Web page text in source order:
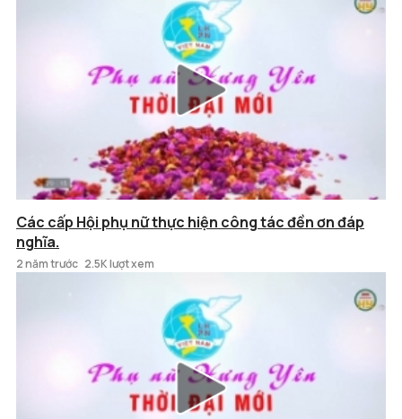
Các cấp Hội phụ nữ thực hiện công tác đền ơn đáp
nghĩa.
2 năm trước 2.5K lượt xem